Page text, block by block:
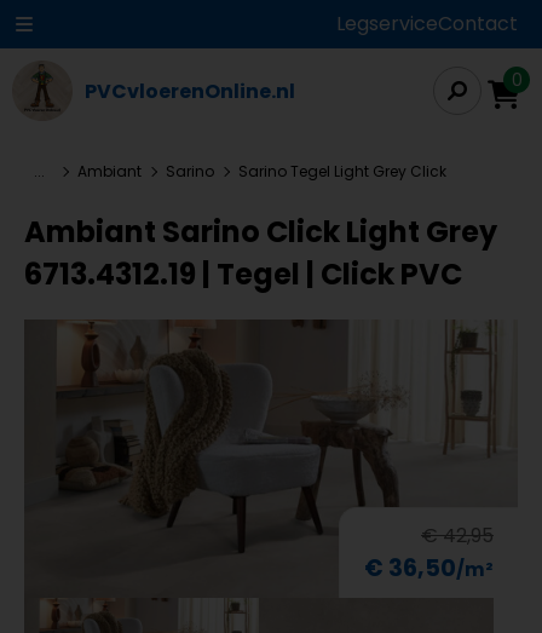
LegserviceContact
PVCvloerenOnline.nl 0
... Ambiant Sarino Sarino Tegel Light Grey Click
Ambiant Sarino Click Light Grey
6713.4312.19 | Tegel | Click PVC
€ 42,95
€ 36,50